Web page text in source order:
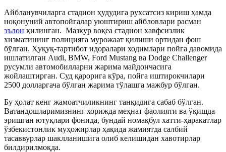
Айбланувчиларга стадион ҳудудига рухсатсиз кириш ҳамда
ноқонуний автопойгалар уюштириш айбловлари расман
эълон қилинган. Мазкур воқеа стадион хавфсизлик
хизматининг полицияга мурожаат қилиши ортидан фош
бўлган. Ҳуқуқ-тартибот идоралари ходимлари пойга давомида
ишлатилган Audi, BMW, Ford Mustang ва Dodge Challenger
русумли автомобилларни жарима майдончасига
жойлаштирган. Суд қарорига кўра, пойга иштирокчилари
2500 долларгача бўлган жарима тўлашга мажбур бўлган.
Бу ҳолат кенг жамоатчиликнинг танқидига сабаб бўлган.
Ватандошларимизнинг хорижда меҳнат фаолияти ва ўқишда
эришган ютуқлари фонида, бундай номақбул хатти-ҳаракатлар
ўзбекистонлик муҳожирлар ҳақида жамиятда салбий
тасаввурлар шаклланишига олиб келишидан хавотирлар
билдирилмоқда.